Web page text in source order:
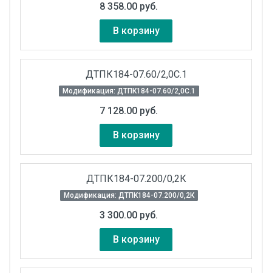
8 358.00 руб.
В корзину
ДТПК184-07.60/2,0С.1
Модификация: ДТПК184-07.60/2,0С.1
7 128.00 руб.
В корзину
ДТПК184-07.200/0,2К
Модификация: ДТПК184-07.200/0,2К
3 300.00 руб.
В корзину